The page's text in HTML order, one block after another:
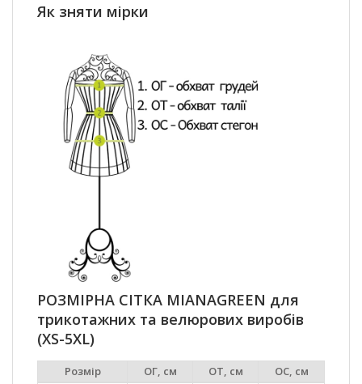
Як зняти мірки
РОЗМІРНА СІТКА MIANAGREEN для
трикотажних та велюрових виробів
(XS-5XL)
Розмір ОГ, см ОТ, см
ОС, см